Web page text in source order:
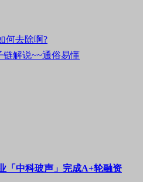
何去除啊?
链解说~~通俗易懂
「中科玻声」完成A+轮融资